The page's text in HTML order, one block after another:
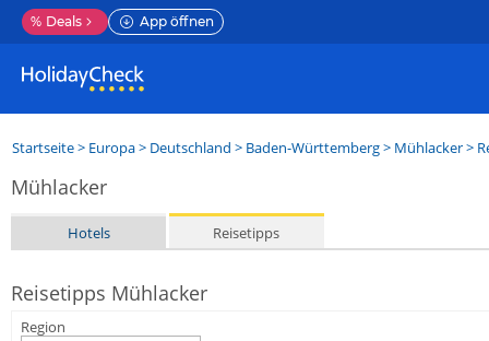
% Deals App öffnen
Startseite> Europa> Deutschland > Baden-Württemberg> Mühlacker>
Mühlacker
Hotels Reisetipps
Reisetipps Mühlacker
Region